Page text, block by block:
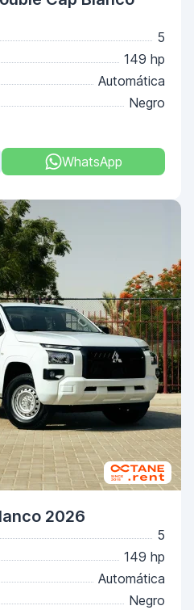
5
149 hp
Automática
Negro
WhatsApp
2026
5
149 hp
Automática
Negro